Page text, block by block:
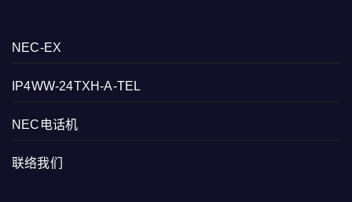
NEC-EX
IP4WW-24TXH-A-TEL
NEC电话机
联络我们